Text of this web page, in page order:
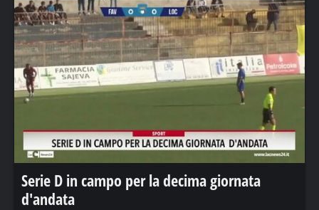
Serie D in campo per la decima giornata
d'andata